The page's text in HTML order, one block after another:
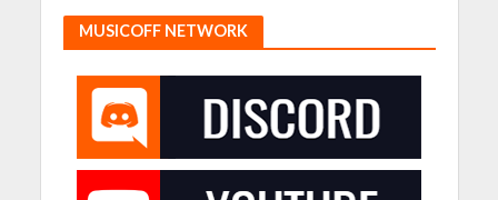
MUSICOFF NETWORK